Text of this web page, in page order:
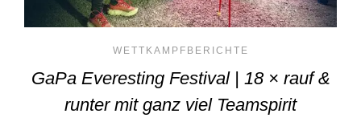
WETTKAMPFBERICHTE
GaPa Everesting Festival | 18 × rauf &
runter mit ganz viel Teamspirit